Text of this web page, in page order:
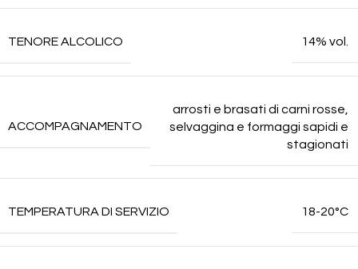
TENORE ALCOLICO 14% vol.
ACCOMPAGNAMENTO
arrosti e brasati di carni rosse,
selvaggina e formaggi sapidi e
stagionati
TEMPERATURA DI SERVIZIO 18-20°C